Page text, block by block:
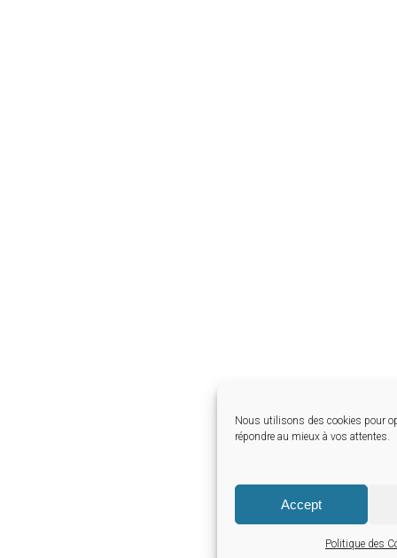
Nous utilisons des cookies pour
répondre au mieux à vos attentes.
Accept
Politique des